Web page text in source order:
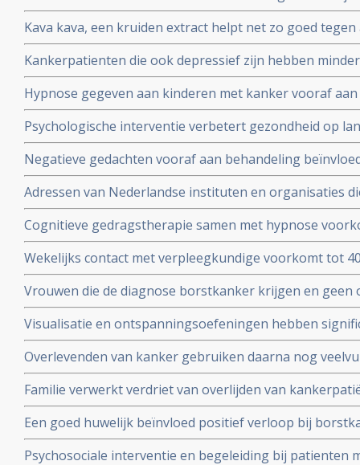
positieve invloed op kwaliteit van leven en verwerking
Kava kava, een kruiden extract helpt net zo goed
((GAB) dan medicijnen als Opipramol en Buspirone
dubbelblinde gerandomiseerde studie.
Kankerpatienten die ook depressief zijn hebben
en depressie is van invloed op levensduur blijkt uit
juli 2010
Hypnose gegeven aan kinderen met kanker vooraf
geeft significante vermindering van stress. Ook bij de
gerandomiseerde studie.
Psychologische interventie verbetert gezondheid op
borstkanker blijkt uit gerandomiseerde studie. Artikel
Negatieve gedachten vooraf aan behandeling
van leven na de behandeling van patienten met
Nederlandse vergelijkende studie.
Adressen van Nederlandse instituten en organisaties
vindt u onder nuttige adressen.
Cognitieve gedragstherapie samen met hypnose
significant vermoeidheid na bestraling bij borstkanker
zorg, aldus 2 gerandomiseerde studies.
Wekelijks contact met verpleegkundige voorkomt tot
succesvol behandelde kankerpatiënten aldus Schotse
kankerpatienten.
Vrouwen die de diagnose borstkanker krijgen en
familie en/of vrienden hebben 50% meer kans te
vrouwen met borstkanker die wel ondersteuning
Visualisatie en ontspanningsoefeningen hebben
immuunwaarden (o.a. T-killercells) in het bloed van
II en III.
Overlevenden van kanker gebruiken daarna nog
en behandelingen om een recidief te voorkomen
onderzoek onder 4134 overlevenden van kanker aan.
Familie verwerkt verdriet van overlijden van
als de kankerpatiënt sterft door natuurlijk
Een goed huwelijk beïnvloed positief verloop bij
een negatieve invloed op verloop van borstkanker.
Psychosociale interventie en begeleiding bij patienten